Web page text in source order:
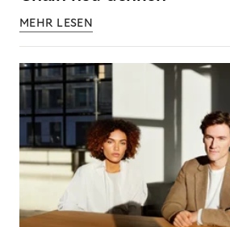
MEHR LESEN